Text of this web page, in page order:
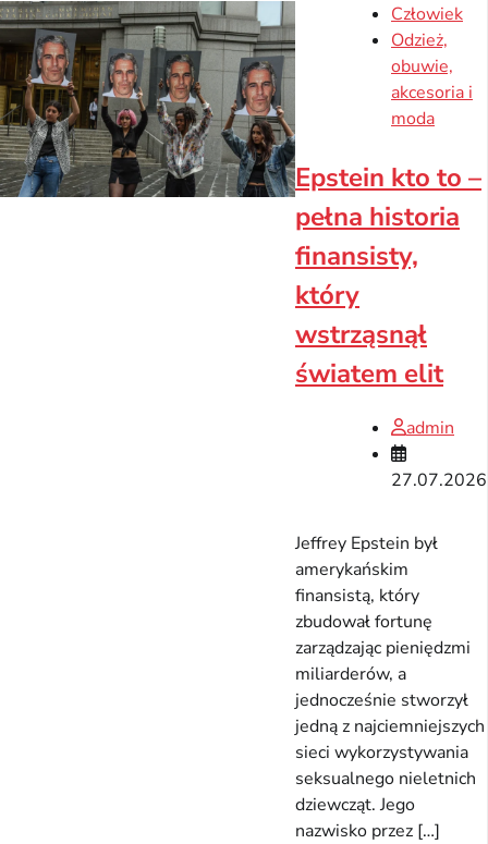
Człowiek
Odzież,
obuwie,
akcesoria i
moda
Epstein kto to –
pełna historia
finansisty,
który
wstrząsnął
światem elit
admin
27.07.2026
Jeffrey Epstein był
amerykańskim
finansistą, który
zbudował fortunę
zarządzając pieniędzmi
miliarderów, a
jednocześnie stworzył
jedną z najciemniejszych
sieci wykorzystywania
seksualnego nieletnich
dziewcząt. Jego
nazwisko przez […]